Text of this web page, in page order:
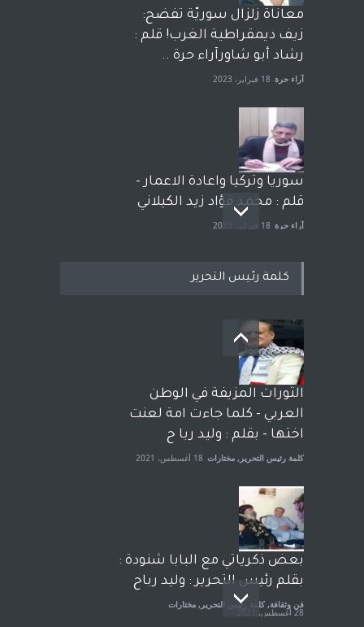
معاناة زلزال سوريّة تفضح:
زيف ديمقراطية الغرب! قلم :
رشاد أبو شاورآراء حرة ..
آراء حرة 18 فبراير، 2023
سوريا وتركيا واعادة الاعمار -
قلم : محمد فؤاد زيد الكيلاني
آراء حرة 18 فبراير، 2023
بعد معارك قضائية طاحنة كتب
وترافع فيها بنفسه مرة اخرى..
الشيخ طارق يوسف يقهر
الحكومة الأمريكية ، فأعطوه
الجنسية عن يد وهم صاغرون،
آراء حرة مختارات 7 أبريل، 2023
كلمة رئيس التحرير
الثورات المزيفة في الوطن
العربي - كلما جاءت امة لعنت
اختها - بقلم : وليد ربا ح
كلمة رئيس التحرير , مختارات 18 أغسطس، 2021
بعض ذكرياتي مع البابا شنودة :
بقلم رئيس التحرير : وليد رباح
فن وثقافة, كلمة رئيس التحرير , مختارات
28 أغسطس، 2021